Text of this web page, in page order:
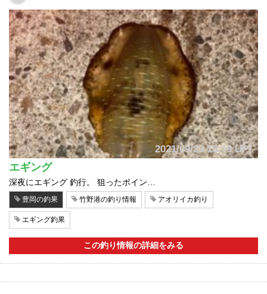
2021/09/23 15:19 UP!
エギング
深夜にエギング 釣行。 狙ったポイン…
豊岡の釣果 竹野港の釣り情報 アオリイカ釣り
エギング釣果
この釣り情報の詳細をみる